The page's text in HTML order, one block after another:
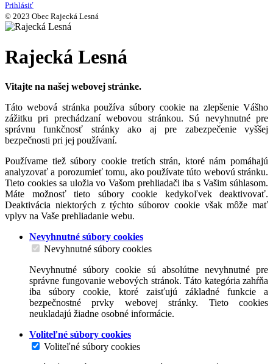
Prihlásiť
© 2023 Obec Rajecká Lesná
Rajecká Lesná
Vitajte na našej webovej stránke.
Táto webová stránka používa súbory cookie na zlepšenie Vášho
zážitku pri prechádzaní webovou stránkou. Sú nevyhnutné pre
správnu funkčnosť stránky ako aj pre zabezpečenie vyššej
bezpečnosti pri jej používaní.
Používame tiež súbory cookie tretích strán, ktoré nám pomáhajú
analyzovať a porozumieť tomu, ako používate túto webovú stránku.
Tieto cookies sa uložia vo Vašom prehliadači iba s Vašim súhlasom.
Máte možnosť tieto súbory cookie kedykoľvek deaktivovať.
Deaktivácia niektorých z týchto súborov cookie však môže mať
vplyv na Vaše prehliadanie webu.
Nevyhnutné súbory cookies
Nevyhnutné súbory cookies
Nevyhnutné súbory cookie sú absolútne nevyhnutné pre
správne fungovanie webových stránok. Táto kategória zahŕňa
iba súbory cookie, ktoré zaisťujú základné funkcie a
bezpečnostné prvky webovej stránky. Tieto cookies
neukladajú žiadne osobné informácie.
Voliteľné súbory cookies
Voliteľné súbory cookies